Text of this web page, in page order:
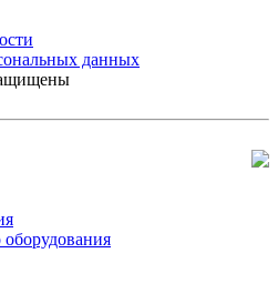
данных
оборудования